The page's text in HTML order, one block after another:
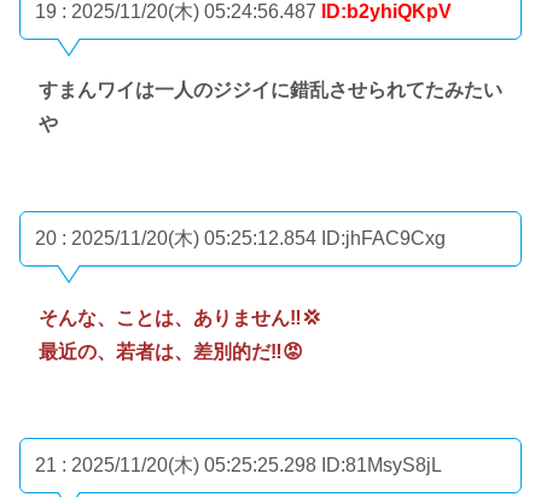
19 : 2025/11/20(木) 05:24:56.487 ID:b2yhiQKpV
すまんワイは一人のジジイに錯乱させられてたみたい
や
20 : 2025/11/20(木) 05:25:12.854 ID:jhFAC9Cxg
そんな、ことは、ありません‼️💢
最近の、若者は、差別的だ‼️😡
21 : 2025/11/20(木) 05:25:25.298 ID:81MsyS8jL